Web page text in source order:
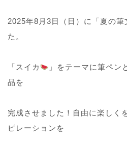
2025年8月3日（日）に「夏の
た。
「スイカ
」をテーマに筆ペン
品を
完成させました！自由に楽しく
ピレーションを